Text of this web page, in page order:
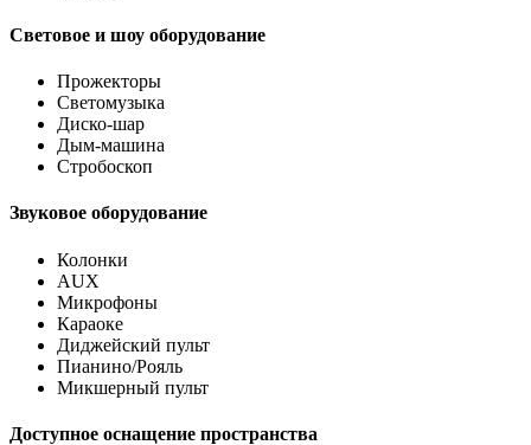
Световое и шоу оборудование
Прожекторы
Светомузыка
Диско-шар
Дым-машина
Стробоскоп
Звуковое оборудование
Колонки
AUX
Микрофоны
Караоке
Диджейский пульт
Пианино/Рояль
Микшерный пульт
Доступное оснащение пространства